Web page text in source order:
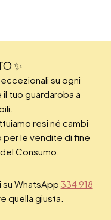
✨
su ogni
tuo guardaroba a
resi né cambi
le vendite di fine
Consumo.
su WhatsApp 334 918
quella giusta.